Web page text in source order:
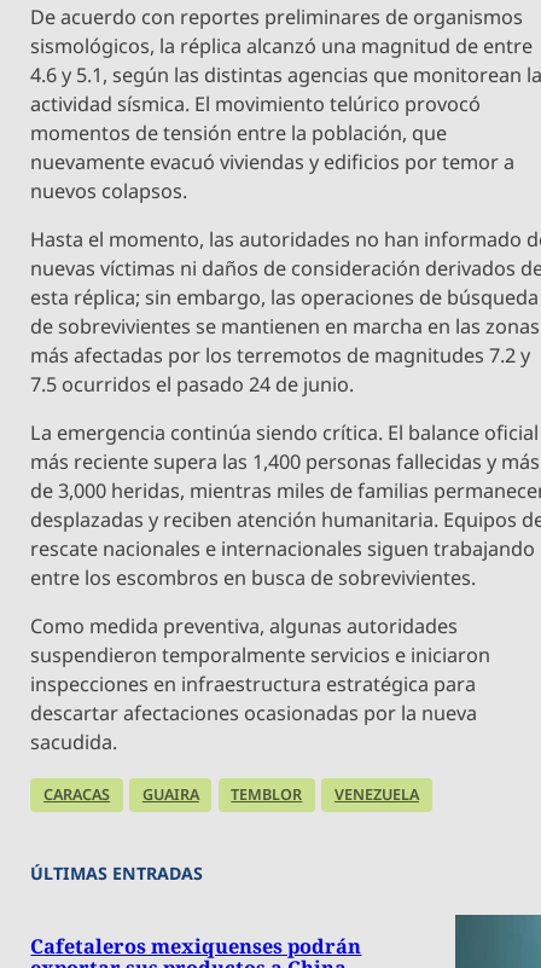
De acuerdo con reportes preliminares de organismos
sismológicos, la réplica alcanzó una magnitud de entre
4.6 y 5.1, según las distintas agencias que monitorean
actividad sísmica. El movimiento telúrico provocó
momentos de tensión entre la población, que
nuevamente evacuó viviendas y edificios por temor a
nuevos colapsos.
Hasta el momento, las autoridades no han informado
nuevas víctimas ni daños de consideración derivados
esta réplica; sin embargo, las operaciones de búsqueda
de sobrevivientes se mantienen en marcha en las zonas
más afectadas por los terremotos de magnitudes 7.2 y
7.5 ocurridos el pasado 24 de junio.
La emergencia continúa siendo crítica. El balance oficial
más reciente supera las 1,400 personas fallecidas y más
de 3,000 heridas, mientras miles de familias
desplazadas y reciben atención humanitaria. Equipos
rescate nacionales e internacionales siguen trabajando
entre los escombros en busca de sobrevivientes.
Como medida preventiva, algunas autoridades
suspendieron temporalmente servicios e iniciaron
inspecciones en infraestructura estratégica para
descartar afectaciones ocasionadas por la nueva
sacudida.
CARACAS GUAIRA TEMBLOR VENEZUELA
ÚLTIMAS ENTRADAS
Cafetaleros mexiquenses podrán